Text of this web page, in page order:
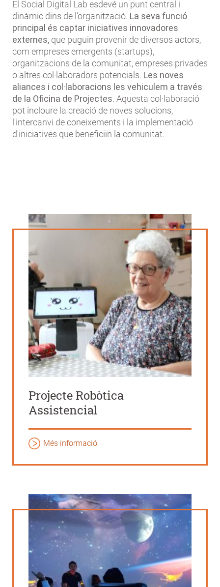
El Social Digital Lab esdevé un punt central i
dinàmic dins de l'organització. La seva funció
principal és captar iniciatives innovadores
externes, que puguin provenir de diversos actors,
com empreses emergents (startups),
organitzacions de la comunitat, empreses privades
o altres col·laboradors potencials. Les noves
aliances i col·laboracions les vehiculem a través
de la Oficina de Projectes. Aquesta col·laboració
pot incloure la creació de noves solucions,
l'intercanvi de coneixements i la implementació
d'iniciatives que beneficiïn la comunitat.
Projecte Robòtica
Assistencial
Més informació